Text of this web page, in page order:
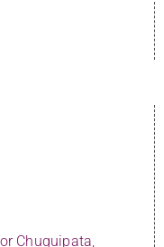
Chuquipata,